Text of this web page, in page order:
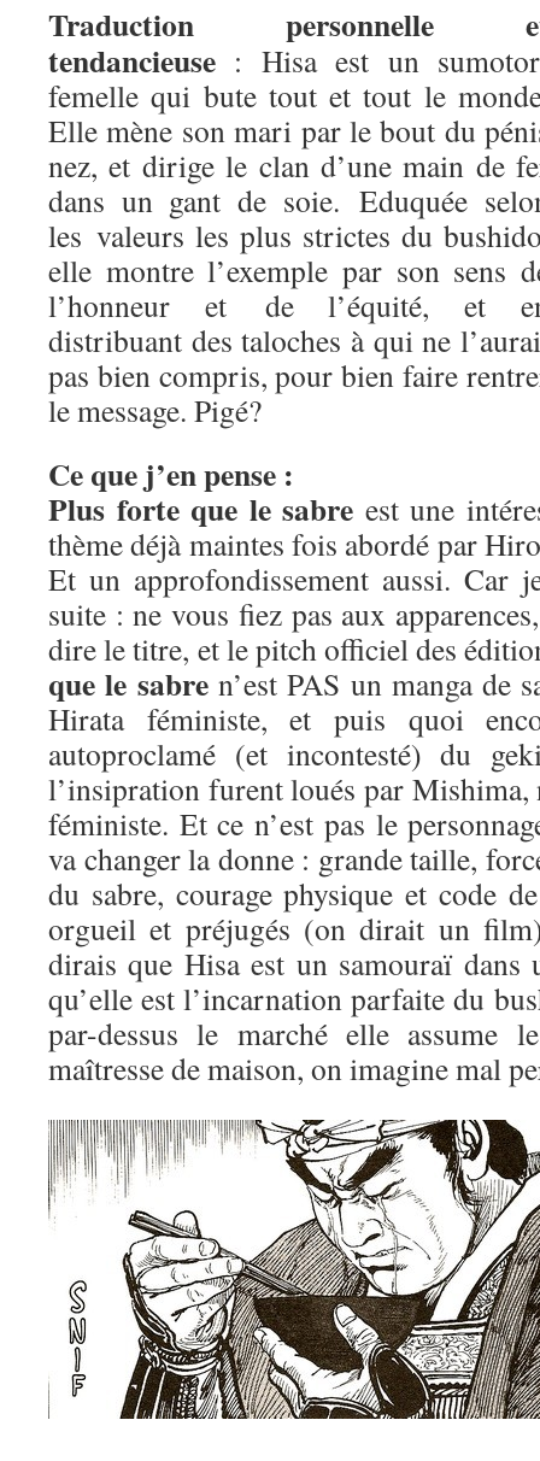
Traduction personnelle
tendancieuse : Hisa est un
femelle qui bute tout et tout le
Elle mène son mari par le bout du
nez, et dirige le clan d’une main de
dans un gant de soie. Eduquée
les valeurs les plus strictes du
elle montre l’exemple par son sens
l’honneur et de l’équité, et
distribuant des taloches à qui ne
pas bien compris, pour bien faire
le message. Pigé?
Ce que j’en pense :
Plus forte que le sabre est une
thème déjà maintes fois abordé par
Et un approfondissement aussi. Car
suite : ne vous fiez pas aux
dire le titre, et le pitch officiel des
que le sabren’est PAS un manga de
Hirata féministe, et puis quoi
autoproclamé (et incontesté) du
l’insipration furent loués par Mishima,
féministe. Et ce n’est pas le
va changer la donne : grande taille,
du sabre, courage physique et code
orgueil et préjugés (on dirait un
dirais que Hisa est un samouraï dans
qu’elle est l’incarnation parfaite du
par-dessus le marché elle assume
maîtresse de maison, on imagine mal